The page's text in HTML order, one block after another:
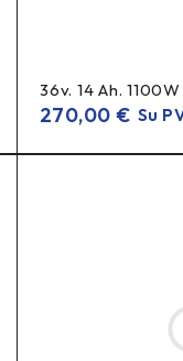
36v. 14 Ah.
270,00 € Su